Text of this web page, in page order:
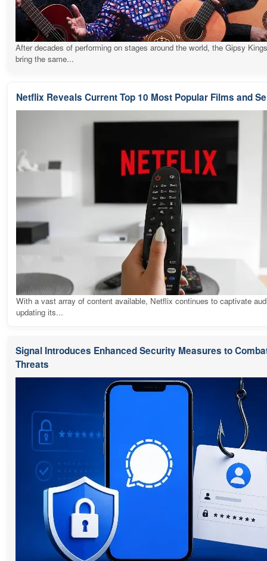
After decades of performing on stages around the world, the Gipsy
bring the same...
Netflix Reveals Current Top 10 Most Popular Films and
With a vast array of content available, Netflix continues to captivate
updating its...
Signal Introduces Enhanced Security Measures to
Threats